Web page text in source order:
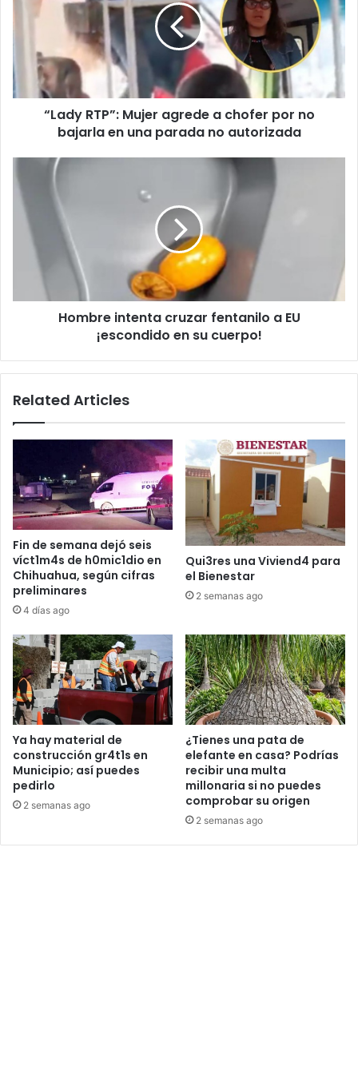
a
por
no
bajarla
autorizada
“Lady RTP”: Mujer agrede a chofer por no
bajarla en una parada no autorizada
intenta
su
Hombre intenta cruzar fentanilo a EU
¡escondido en su cuerpo!
Related Articles
Fin de semana dejó seis
víct1m4s de h0mic1dio en
Chihuahua, según cifras
preliminares
4 días ago
Qui3res una Viviend4 para
el Bienestar
2 semanas ago
Ya hay material de
construcción gr4t1s en
Municipio; así puedes
pedirlo
2 semanas ago
¿Tienes una pata de
elefante en casa? Podrías
recibir una multa
millonaria si no puedes
comprobar su origen
2 semanas ago